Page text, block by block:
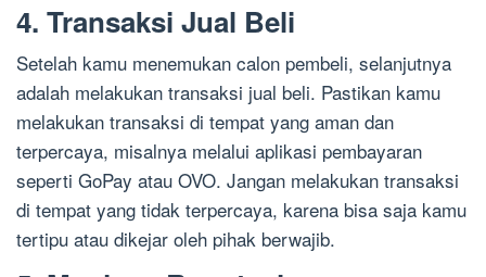
4. Transaksi Jual Beli
Setelah kamu menemukan calon pembeli, selanjutnya
adalah melakukan transaksi jual beli. Pastikan kamu
melakukan transaksi di tempat yang aman dan
terpercaya, misalnya melalui aplikasi pembayaran
seperti GoPay atau OVO. Jangan melakukan transaksi
di tempat yang tidak terpercaya, karena bisa saja kamu
tertipu atau dikejar oleh pihak berwajib.